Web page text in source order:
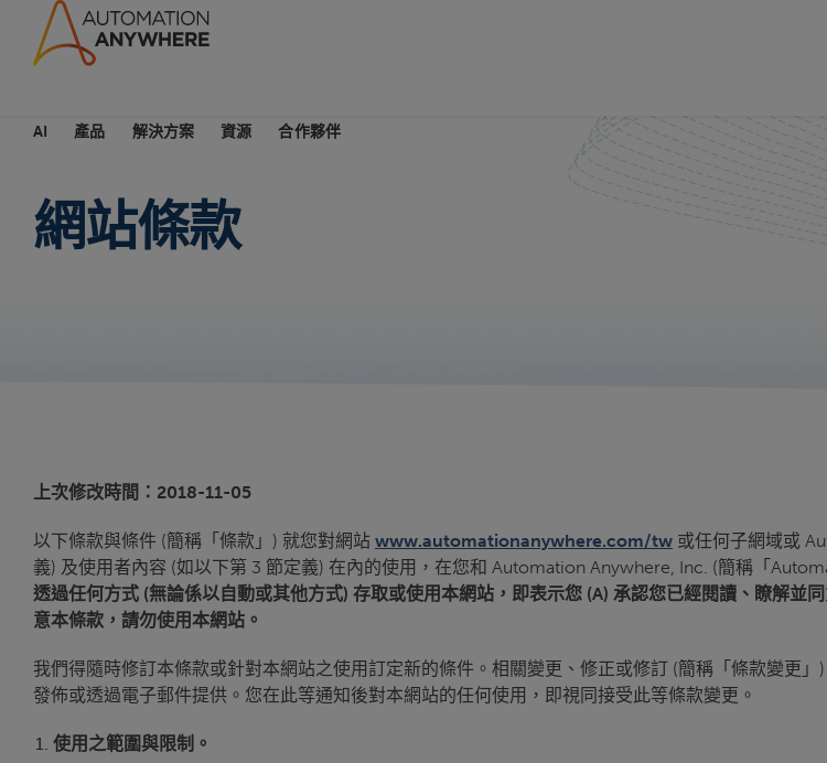
AI 產品 解決方案 資源 合作夥伴
網站條款
上次修改時間：2018-11-05
以下條款與條件 (簡稱「條款」) 就您對網站 www.automationanywhere.com/tw 或任何子網域或
義) 及使用者內容 (如以下第 3 節定義) 在內的使用，在您和 Automation Anywhere, Inc. (簡稱「
透過任何方式 (無論係以自動或其他方式) 存取或使用本網站，即表示您 (A) 承認您已經閱讀、瞭解並
意本條款，請勿使用本網站。
我們得隨時修訂本條款或針對本網站之使用訂定新的條件。相關變更、修正或修訂 (簡稱「條款變更
發佈或透過電子郵件提供。您在此等通知後對本網站的任何使用，即視同接受此等條款變更。
使用之範圍與限制。